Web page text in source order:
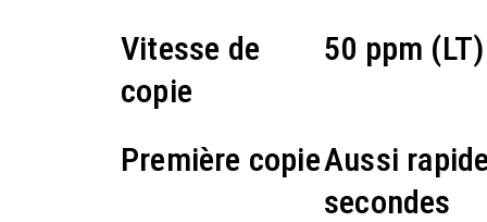
Vitesse de
copie
50 ppm (LT)
Première copieAussi
secondes